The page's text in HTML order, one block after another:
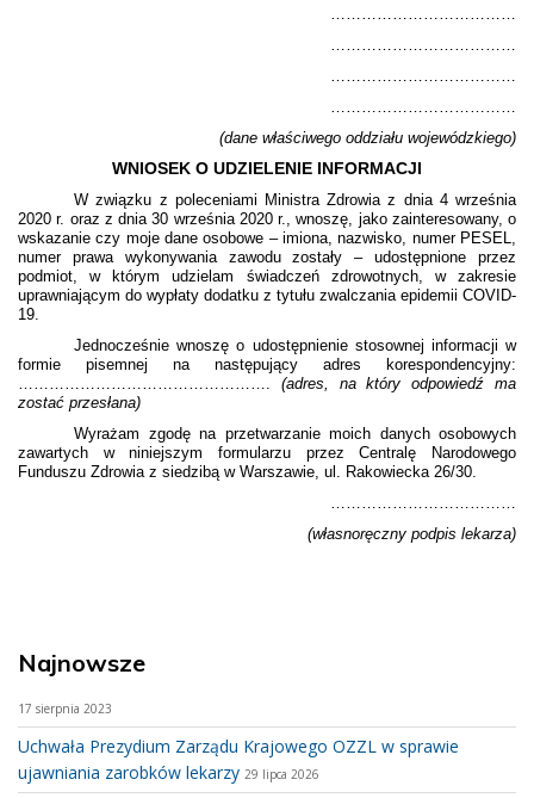
(dane właściwego oddziału wojewódzkiego)
WNIOSEK O UDZIELENIE INFORMACJI
W związku z poleceniami Ministra Zdrowia z dnia 4 września
2020 r. oraz z dnia 30 września 2020 r., wnoszę, jako zainteresowany, o
wskazanie czy moje dane osobowe – imiona, nazwisko, numer PESEL,
numer prawa wykonywania zawodu zostały – udostępnione przez
podmiot, w którym udzielam świadczeń zdrowotnych, w zakresie
uprawniającym do wypłaty dodatku z tytułu zwalczania epidemii COVID-
19.
Jednocześnie wnoszę o udostępnienie stosownej informacji w
formie pisemnej na następujący adres korespondencyjny:
(adres, na który odpowiedź ma
zostać przesłana)
Wyrażam zgodę na przetwarzanie moich danych osobowych
zawartych w niniejszym formularzu przez Centralę Narodowego
Funduszu Zdrowia z siedzibą w Warszawie, ul. Rakowiecka 26/30.
(własnoręczny podpis lekarza)
Najnowsze
17 sierpnia 2023
Uchwała Prezydium Zarządu Krajowego OZZL w sprawie
ujawniania zarobków lekarzy 29 lipca 2026